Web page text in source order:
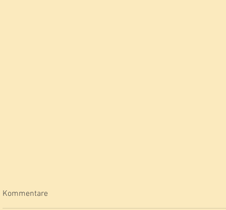
Kommentare